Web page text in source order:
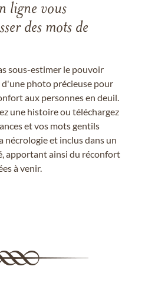
ligne vous
des mots de
sous-estimer le pouvoir
photo précieuse pour
aux personnes en deuil.
une histoire ou téléchargez
et vos mots gentils
nécrologie et inclus dans un
apportant ainsi du réconfort
à venir.